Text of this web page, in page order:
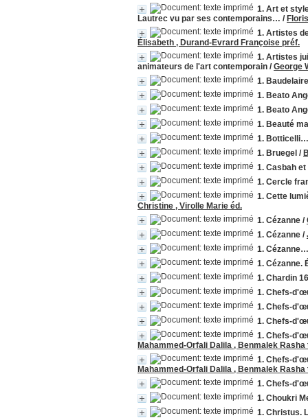
1. Art et
Lautrec vu par ses contemporains… /
1. Artistes
Élisabeth , Durand-Evrard Françoise préf.
1. Artistes
animateurs de l'art contemporain /George
1.
1. Beato
1. Beato
1. Beauté
1.
1. Bruegel /
1. Casbah
1. Cercle
1. Cette
Christine , Virolle Marie éd.
1. Cézanne /
1. Cézanne /
1. Cézanne…
1. Cézanne.
1. Chardin
1. Chefs-
1. Chefs-
1. Chefs-
Mahammed-Orfali Dalila , Benmalek
Mahammed-Orfali Dalila , Benmalek
1. Chefs-
1. Choukri
1. Christus.